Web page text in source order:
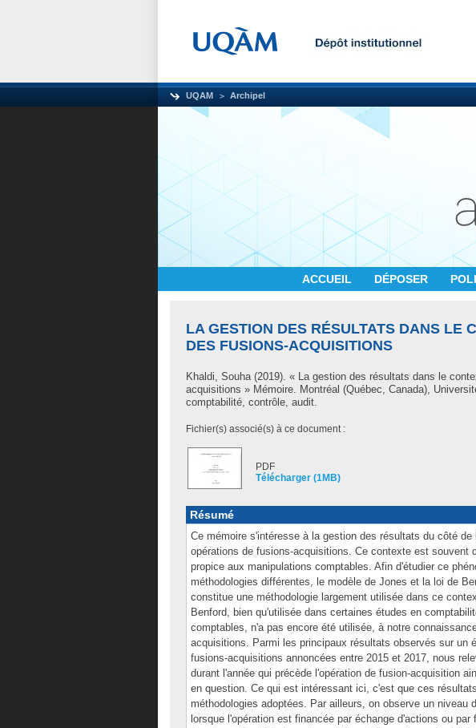
UQAM Archipel
ACCUEIL DÉPOSER
LA GESTION DES RÉSULTATS DANS LE
DES FUSIONS-ACQUISITIONS
Khaldi, Souha(2019). « La gestion des résultats dans le
acquisitions » Mémoire. Montréal (Québec, Canada),
comptabilité, contrôle, audit.
Fichier(s) associé(s) à ce document :
PDF
Télécharger (1MB)
Résumé
Ce mémoire s'intéresse à la gestion des résultats du côté de
opérations de fusions-acquisitions. Ce contexte est souvent
propice aux manipulations comptables. Afin d'étudier ce
méthodologies différentes, le modèle de Jones et la loi de
constitue une méthodologie largement utilisée dans ce
Benford, bien qu'utilisée dans certaines études en
comptables, n'a pas encore été utilisée, à notre
acquisitions. Parmi les principaux résultats observés sur un
fusions-acquisitions annoncées entre 2015 et 2017, nous
durant l'année qui précède l'opération de fusion-acquisition
en question. Ce qui est intéressant ici, c'est que ces
méthodologies adoptées. Par ailleurs, on observe un niveau
lorsque l'opération est financée par échange d'actions ou